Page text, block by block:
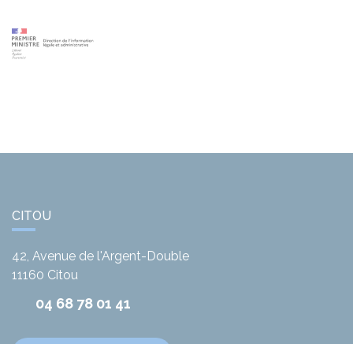
CITOU
42, Avenue de l'Argent-Double
11160 Citou
04 68 78 01 41